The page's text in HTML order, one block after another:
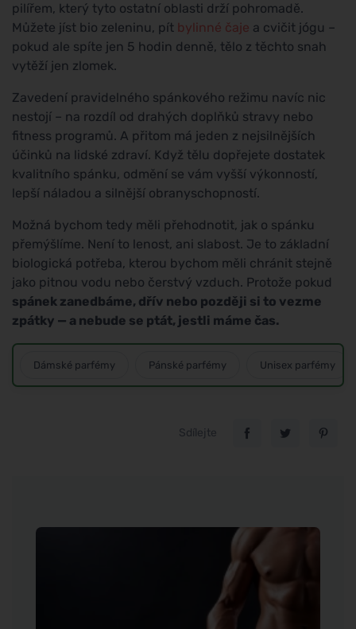
pilířem, který tyto ostatní oblasti drží pohromadě.
Můžete jíst bio zeleninu, pít bylinné čaje a cvičit jógu –
pokud ale spíte jen 5 hodin denně, tělo z těchto snah
vytěží jen zlomek.
Zavedení pravidelného spánkového režimu navíc nic
nestojí – na rozdíl od drahých doplňků stravy nebo
fitness programů. A přitom má jeden z nejsilnějších
účinků na lidské zdraví. Když tělu dopřejete dostatek
kvalitního spánku, odmění se vám vyšší výkonností,
lepší náladou a silnější obranyschopností.
Možná bychom tedy měli přehodnotit, jak o spánku
přemýšlíme. Není to lenost, ani slabost. Je to základní
biologická potřeba, kterou bychom měli chránit stejně
jako pitnou vodu nebo čerstvý vzduch. Protože pokud
spánek zanedbáme, dřív nebo později si to vezme
zpátky — a nebude se ptát, jestli máme čas.
Dámské parfémy Pánské parfémy Unisex parfémy
Sdílejte